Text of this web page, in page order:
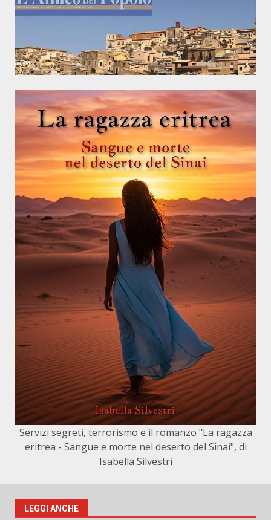
Servizi segreti, terrorismo e il romanzo "La ragazza
eritrea - Sangue e morte nel deserto del Sinai", di
Isabella Silvestri
LEGGI ANCHE